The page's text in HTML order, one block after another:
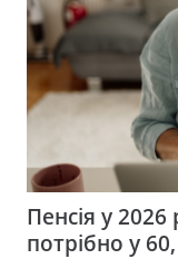
Пенсія у 2026
потрібно у